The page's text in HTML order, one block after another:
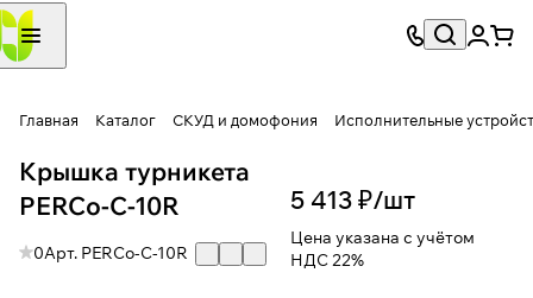
Главная Каталог СКУД и домофония Исполнительные
Крышка турникета
PERCo-C-10R
0Арт. PERCo-C-10R
5 413 ₽/шт
Цена указана с учётом
НДС 22%